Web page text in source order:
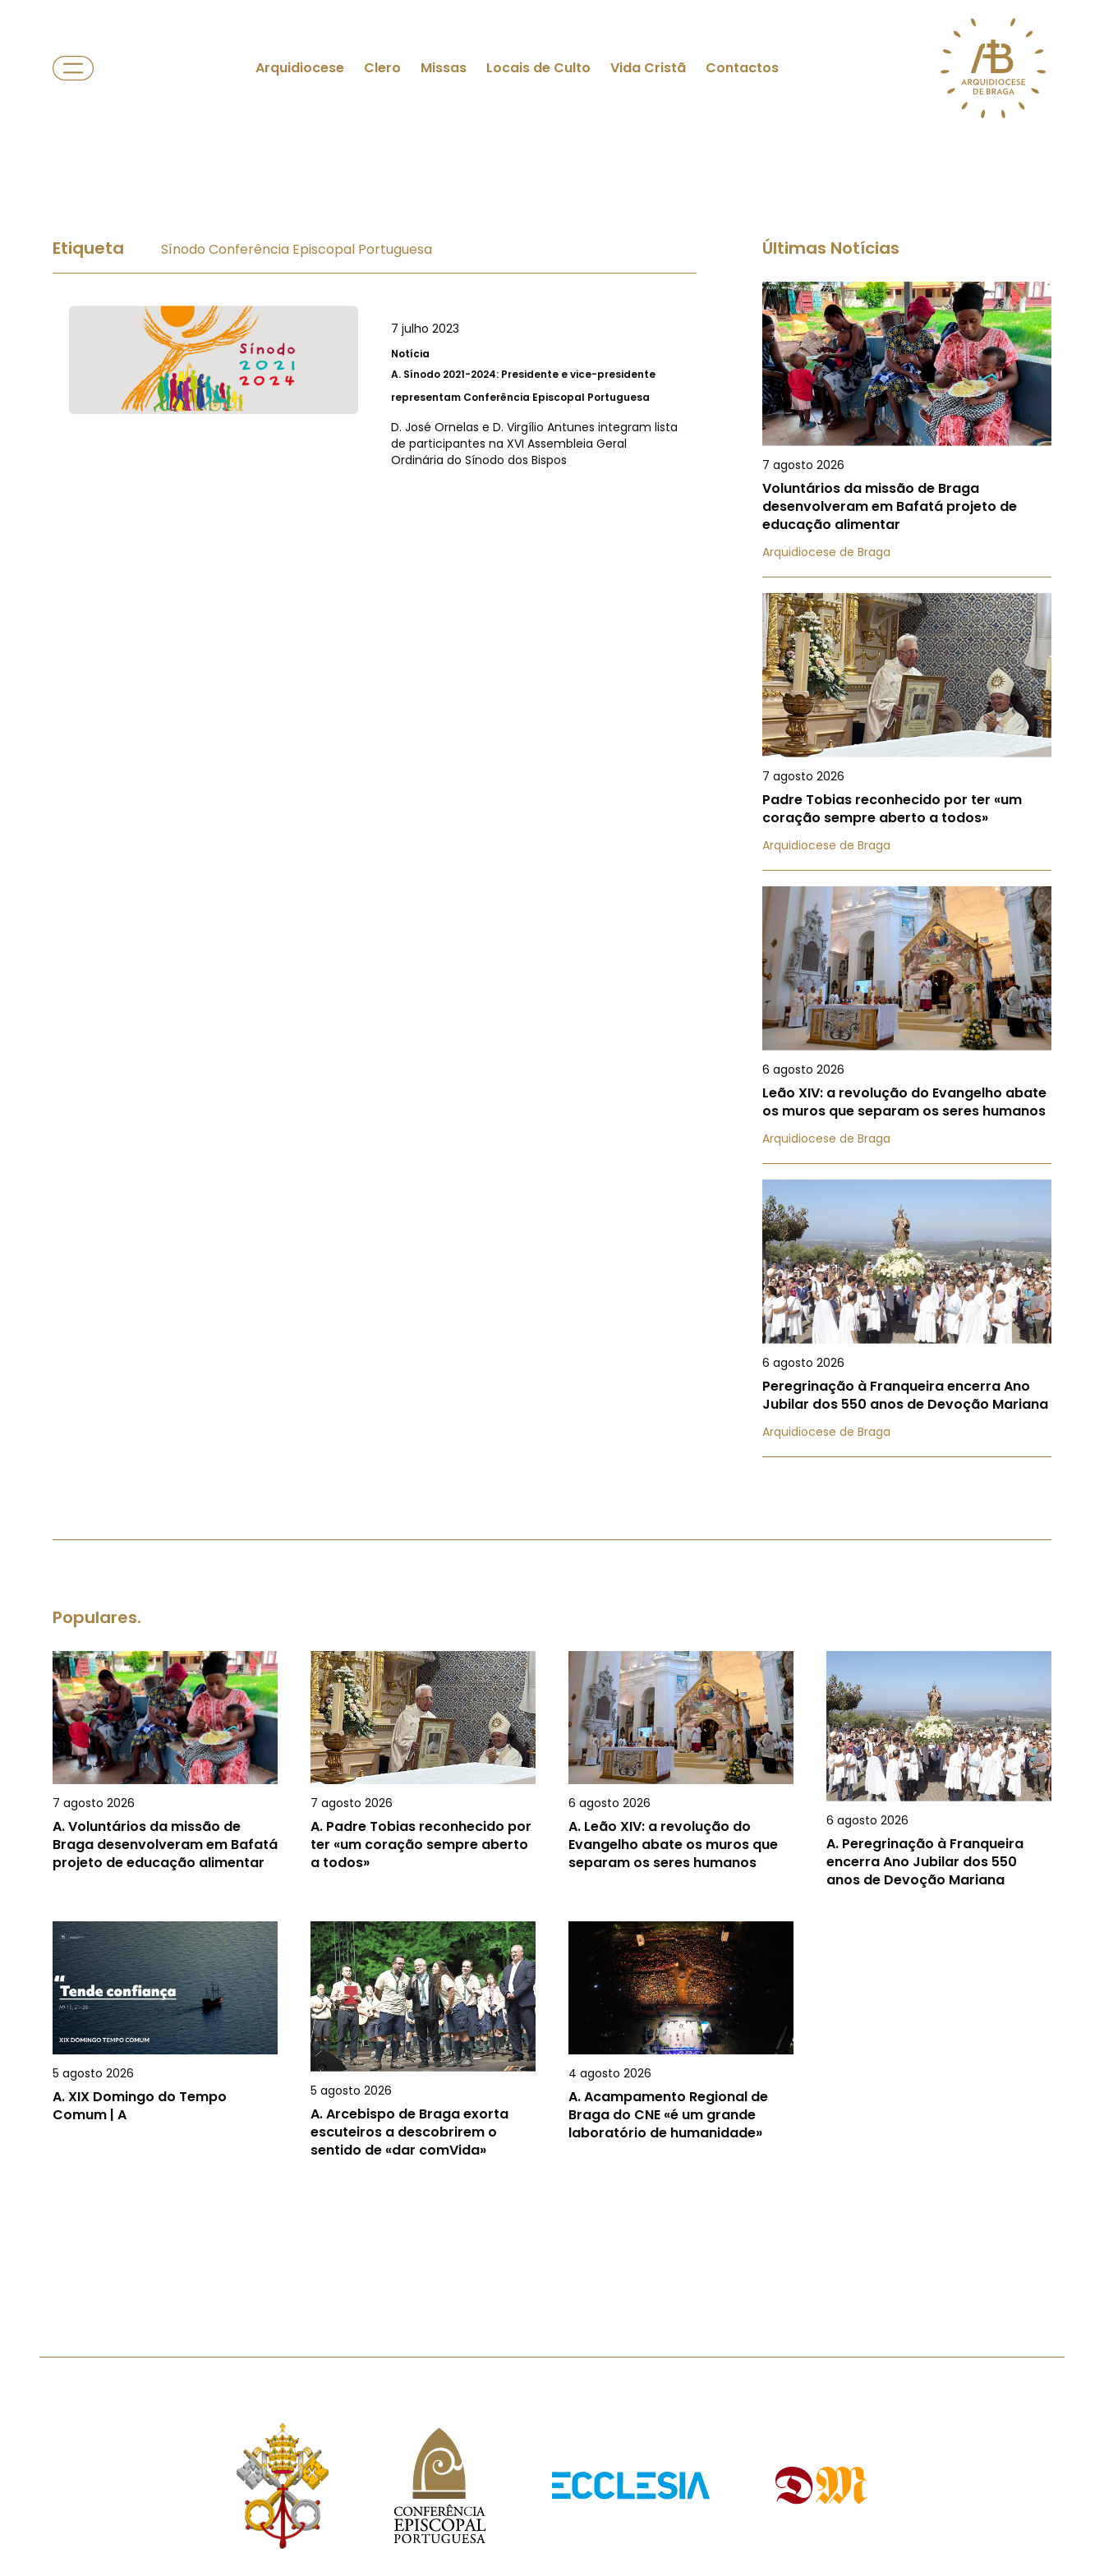
Arquidiocese Clero Missas Locais de Culto Vida Cristã Contactos
Etiqueta Sínodo Conferência Episcopal Portuguesa
7 julho 2023
Notícia
A. Sínodo 2021-2024: Presidente e vice-presidente
representam Conferência Episcopal Portuguesa
D. José Ornelas e D. Virgílio Antunes integram lista
de participantes na XVI Assembleia Geral
Ordinária do Sínodo dos Bispos
Últimas Notícias
7 agosto 2026
Voluntários da missão de Braga
desenvolveram em Bafatá projeto de
educação alimentar
Arquidiocese de Braga
7 agosto 2026
Padre Tobias reconhecido por ter «um
coração sempre aberto a todos»
Arquidiocese de Braga
6 agosto 2026
Leão XIV: a revolução do Evangelho abate
os muros que separam os seres humanos
Arquidiocese de Braga
6 agosto 2026
Peregrinação à Franqueira encerra Ano
Jubilar dos 550 anos de Devoção Mariana
Arquidiocese de Braga
Populares.
7 agosto 2026
A.Voluntários da missão de
Braga desenvolveram em Bafatá
projeto de educação alimentar
7 agosto 2026
A. Padre Tobias reconhecido por
ter «um coração sempre aberto
a todos»
6 agosto 2026
A. Leão XIV: a revolução do
Evangelho abate os muros que
separam os seres humanos
6 agosto 2026
A. Peregrinação à Franqueira
encerra Ano Jubilar dos 550
anos de Devoção Mariana
5 agosto 2026
A.XIX Domingo do Tempo
Comum | A
5 agosto 2026
A.Arcebispo de Braga exorta
escuteiros a descobrirem o
sentido de «dar comVida»
4 agosto 2026
A.Acampamento Regional de
Braga do CNE «é um grande
laboratório de humanidade»